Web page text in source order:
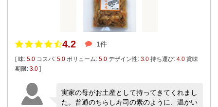
4.2 1件
[ 味: 5.0 コスパ: 5.0 ボリューム: 5.0 デザイン性: 3.0 持ち運び: 4.0 賞味
期限: 3.0 ]
実家の母がお土産として持ってきてくれまし
た。普通のちらし寿司の素のように、温かい